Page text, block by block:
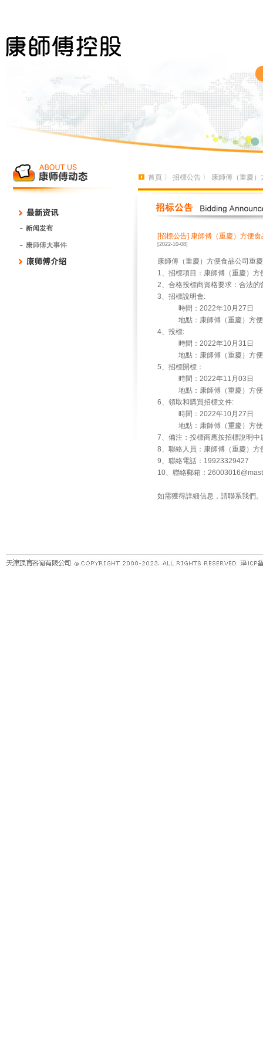
首頁 〉 招標公告 〉 康師傅（重慶
[招標公告] 康師傅（重慶）方便
[2022-10-08]
康師傅（重慶）方便食品公司重
1、招標項目：康師傅（重慶）
2、合格投標商資格要求：合法
3、招標說明會:
時間：2022年10月27日
地點：康師傅（重慶）方便
4、投標:
時間：2022年10月31日
地點：康師傅（重慶）方便
5、招標開標：
時間：2022年11月03日
地點：康師傅（重慶）方便
6、領取和購買招標文件:
時間：2022年10月27日
地點：康師傅（重慶）方便
7、備注：投標商應按招標說明
8、聯絡人員：康師傅（重慶）
9、聯絡電話：19923329427
10、聯絡郵箱：
如需獲得詳細信息，請聯系我們。